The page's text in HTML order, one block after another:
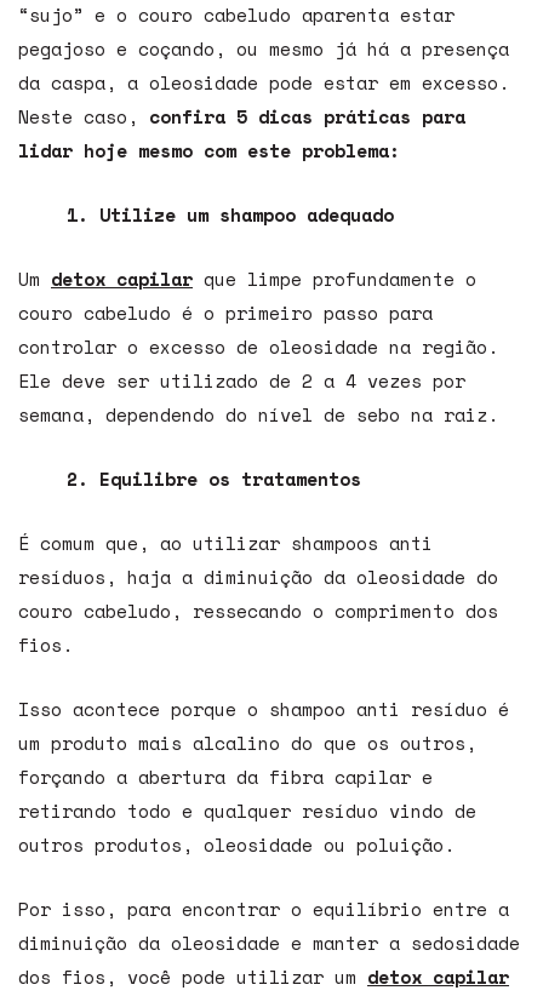
“sujo” e o couro cabeludo aparenta estar
pegajoso e coçando, ou mesmo já há a presença
da caspa, a oleosidade pode estar em excesso.
Neste caso, confira 5 dicas práticas para
lidar hoje mesmo com este problema:
1. Utilize um shampoo adequado
Um detox capilar que limpe profundamente o
couro cabeludo é o primeiro passo para
controlar o excesso de oleosidade na região.
Ele deve ser utilizado de 2 a 4 vezes por
semana, dependendo do nível de sebo na raiz.
2. Equilibre os tratamentos
É comum que, ao utilizar shampoos anti
resíduos, haja a diminuição da oleosidade do
couro cabeludo, ressecando o comprimento dos
fios.
Isso acontece porque o shampoo anti resíduo é
um produto mais alcalino do que os outros,
forçando a abertura da fibra capilar e
retirando todo e qualquer resíduo vindo de
outros produtos, oleosidade ou poluição.
Por isso, para encontrar o equilíbrio entre a
diminuição da oleosidade e manter a sedosidade
dos fios, você pode utilizar um detox capilar